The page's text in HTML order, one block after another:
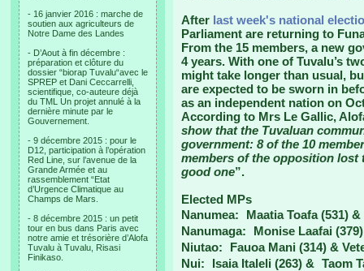
- 16 janvier 2016 : marche de
soutien aux agriculteurs de
Notre Dame des Landes
- D’Aout à fin décembre :
préparation et clôture du
dossier “biorap Tuvalu“avec le
SPREP et Dani Ceccarrelli,
scientifique, co-auteure déjà
du TML Un projet annulé à la
dernière minute par le
Gouvernement.
- 9 décembre 2015 : pour le
D12, participation à l’opération
Red Line, sur l’avenue de la
Grande Armée et au
rassemblement “Etat
d’Urgence Climatique au
Champs de Mars.
- 8 décembre 2015 : un petit
tour en bus dans Paris avec
notre amie et trésorière d’Alofa
Tuvalu à Tuvalu, Risasi
Finikaso.
After last week's national
Parliament are returning to
From the 15 members, a new
4 years. With one of Tuvalu’s
might take longer than usual,
are expected to be sworn in
as an independent nation on
According to Mrs Le Gallic,
show that the Tuvaluan
government: 8 of the 10
members of the opposition lost
good one”.
Elected MPs
Nanumea: Maatia Toafa (531) &
Nanumaga: Monise Laafai
Niutao: Fauoa Mani (314) &
Nui: Isaia Italeli (263) & Taom